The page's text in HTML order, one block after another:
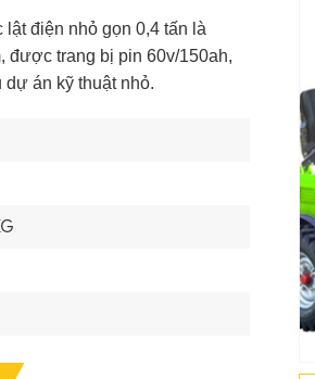
điện nhỏ gọn 0,4 tấn là
được trang bị pin 60v/150ah,
án kỹ thuật nhỏ.